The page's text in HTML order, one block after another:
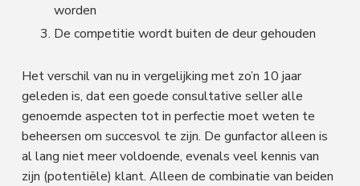
worden
De competitie wordt buiten de deur gehouden
Het verschil van nu in vergelijking met zo’n 10 jaar
geleden is, dat een goede consultative seller alle
genoemde aspecten tot in perfectie moet weten te
beheersen om succesvol te zijn. De gunfactor alleen is
al lang niet meer voldoende, evenals veel kennis van
zijn (potentiële) klant. Alleen de combinatie van beiden